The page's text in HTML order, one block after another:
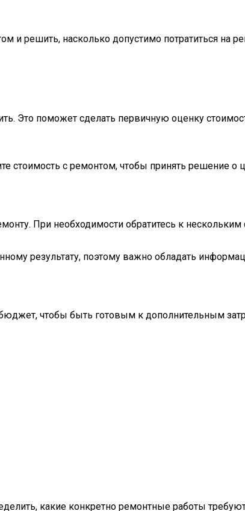
решить, насколько допустимо потратиться на
Это поможет сделать первичную оценку
стоимость с ремонтом, чтобы принять решение о
При необходимости обратитесь к
результату, поэтому важно обладать
чтобы быть готовым к дополнительным
какие конкретно ремонтные работы